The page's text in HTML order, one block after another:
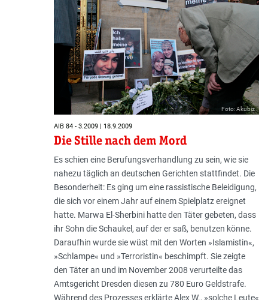
Foto: Akubiz
AIB 84 - 3.2009 | 18.9.2009
Die Stille nach dem Mord
Es schien eine Berufungsverhandlung zu sein, wie sie
nahezu täglich an deutschen Gerichten stattfindet. Die
Besonderheit: Es ging um eine rassistische Beleidigung,
die sich vor einem Jahr auf einem Spielplatz ereignet
hatte. Marwa El-Sherbini hatte den Täter gebeten, dass
ihr Sohn die Schaukel, auf der er saß, benutzen könne.
Daraufhin wurde sie wüst mit den Worten »Islamistin«,
»Schlampe« und »Terroristin« beschimpft. Sie zeigte
den Täter an und im November 2008 verurteilte das
Amtsgericht Dresden diesen zu 780 Euro Geldstrafe.
Während des Prozesses erklärte Alex W., »solche Leute«